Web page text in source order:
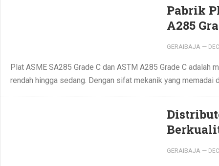
Pabrik
A285
GERAIBAJA —
Plat ASME SA285 Grade C dan ASTM A285 Grade C adalah
rendah hingga sedang. Dengan sifat mekanik yang memadai
GERAIBAJA —